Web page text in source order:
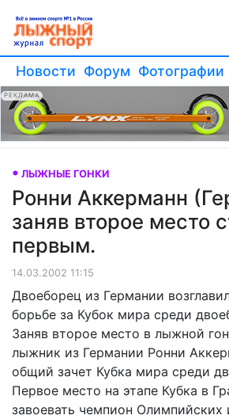
Новости Форум Фотографии
РЕКЛАМА
ЛЫЖНЫЕ ГОНКИ
Ронни Аккерманн
заняв второе место
первым.
14.03.2002 11:15
Двоеборец из Германии
борьбе за Кубок мира среди
Заняв второе место в лыжной
лыжник из Германии Ронни
общий зачет Кубка мира среди
Первое место на этапе Кубка в
завоевать чемпион Олимпийских